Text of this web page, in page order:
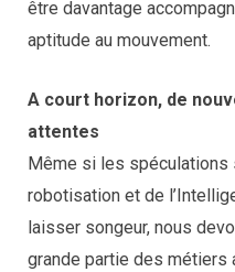
être davantage
aptitude au mouvement.
A court horizon, de
attentes
Même si les spéculations
robotisation et de
laisser songeur, nous
grande partie des